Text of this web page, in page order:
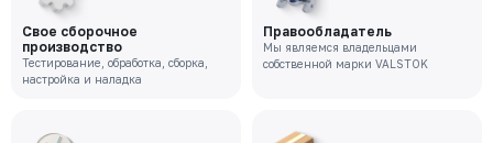
Свое сборочное
производство
Тестирование, обработка, сборка,
настройка и наладка
Правообладатель
Мы являемся владельцами
собственной марки VALSTOK